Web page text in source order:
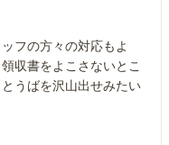
フの方々の対応もよ
収書をよこさないとこ
うばを沢山出せみたい